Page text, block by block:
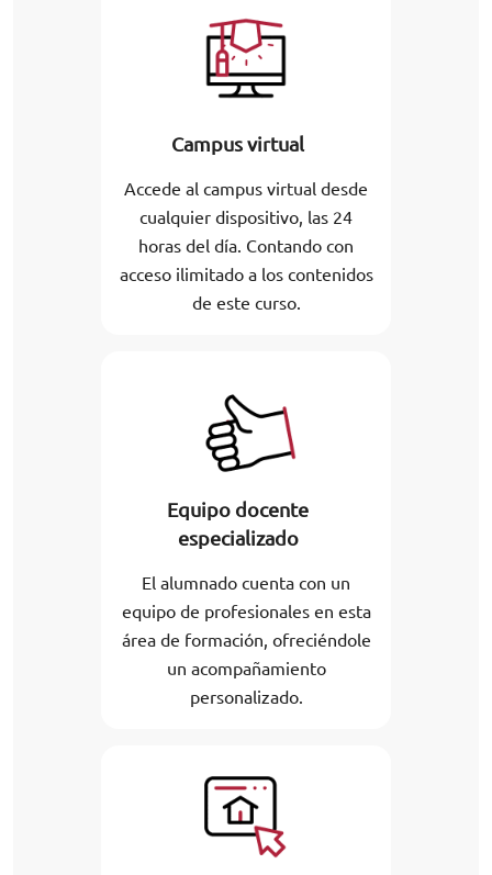
Campus virtual
Accede al campus virtual desde
cualquier dispositivo, las 24
horas del día. Contando con
acceso ilimitado a los contenidos
de este curso.
Equipo docente
especializado
El alumnado cuenta con un
equipo de profesionales en esta
área de formación, ofreciéndole
un acompañamiento
personalizado.